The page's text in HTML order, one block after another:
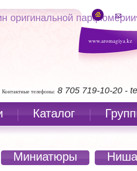
www.aromagiya.kz
оригинальной парфюмерии
Контактные телефоны: 8 705 719-10-20 -
Каталог
Миниатюры